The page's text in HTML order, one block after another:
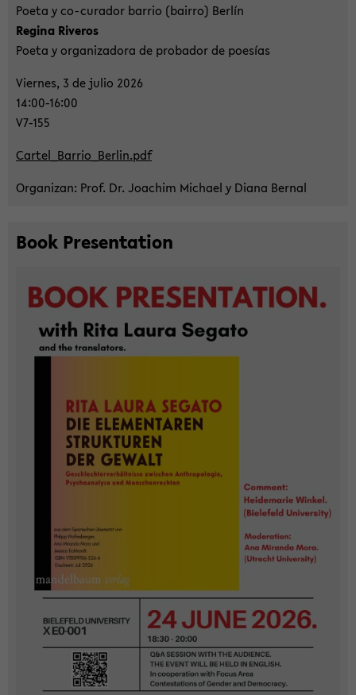
Poeta y co-​curador bar­rio (bair­ro) Berlín
Re­gi­na Ri­ver­os
Poeta y or­ga­niz­ado­ra de pro­ba­dor de poesías
Vier­nes, 3 de julio 2026
14:00-16:00
V7-​155
Car­tel_Bar­ri­o_Ber­lin.pdf
Or­ga­ni­z­an: Prof. Dr. Joa­chim Mi­cha­el y Diana Ber­nal
Book Pre­sen­ta­ti­on